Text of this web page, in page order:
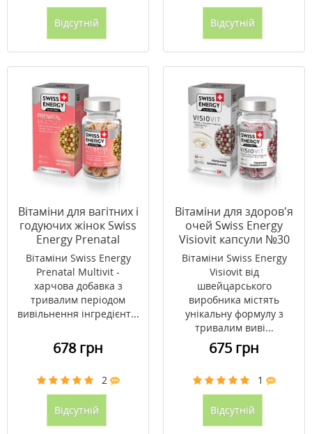
Відсутній Відсутній
Вітаміни для вагітних і
годуючих жінок Swiss
Energy Prenatal
Multivit капсули №30
Вітаміни Swiss Energy
Prenatal Multivit -
харчова добавка з
тривалим періодом
вивільнення інгредієнт...
678 грн
2
Відсутній
Вітаміни для здоров'я
очей Swiss Energy
Visiovit капсули №30
Вітаміни Swiss Energy
Visiovit від
швейцарського
виробника містять
унікальну формулу з
тривалим виві...
675 грн
1
Відсутній